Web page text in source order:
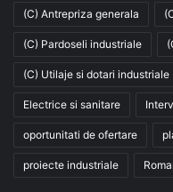
(C) Antrepriza generala
(C) Pardoseli industriale
(C) Utilaje si dotari industriale
Electrice si sanitare
oportunitati de ofertare
proiecte industriale